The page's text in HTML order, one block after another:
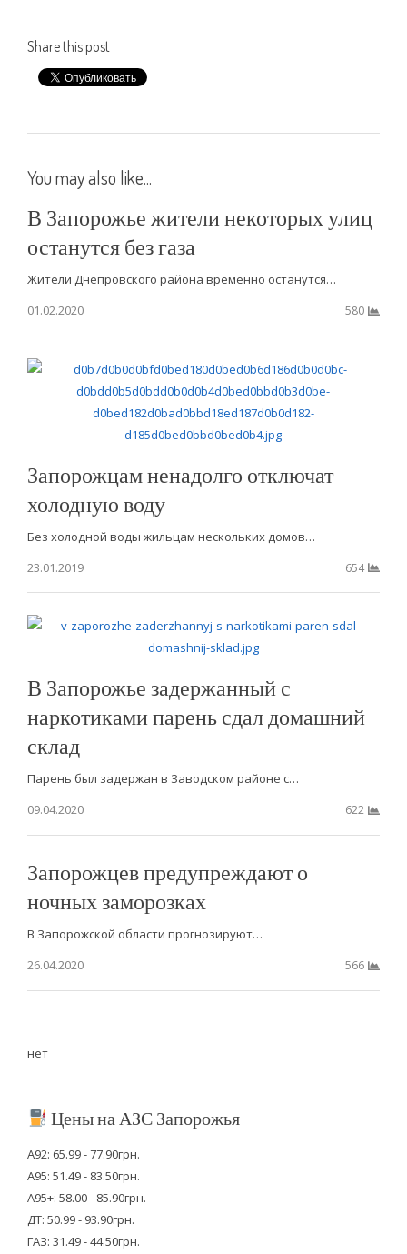
Share this post
You may also like...
В Запорожье жители некоторых улиц
останутся без газа
Жители Днепровского района временно останутся…
01.02.2020
580
Запорожцам ненадолго отключат
холодную воду
Без холодной воды жильцам нескольких домов…
23.01.2019
654
В Запорожье задержанный с
наркотиками парень сдал домашний
склад
Парень был задержан в Заводском районе с…
09.04.2020
622
Запорожцев предупреждают о
ночных заморозках
В Запорожской области прогнозируют…
26.04.2020
566
нет
Цены на АЗС Запорожья
А92: 65.99 - 77.90грн.
А95: 51.49 - 83.50грн.
А95+: 58.00 - 85.90грн.
ДТ: 50.99 - 93.90грн.
ГАЗ: 31.49 - 44.50грн.